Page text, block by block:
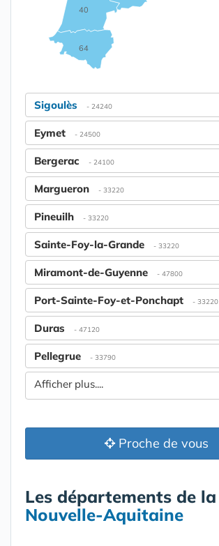
40
64
Sigoulès - 24240
Eymet - 24500
Bergerac - 24100
Margueron - 33220
Pineuilh - 33220
Sainte-Foy-la-Grande - 33220
Miramont-de-Guyenne - 47800
Port-Sainte-Foy-et-Ponchapt - 33220
Duras - 47120
Pellegrue - 33790
Afficher plus....
Proche de vous
Les départements de la
Nouvelle-Aquitaine